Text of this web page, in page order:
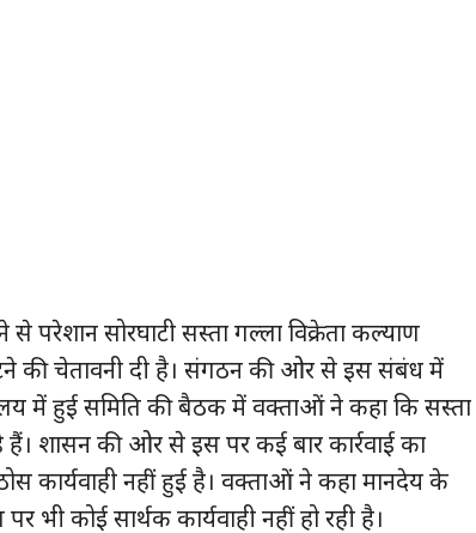
परेशान सोरघाटी सस्ता गल्ला विक्रेता कल्याण
की चेतावनी दी है। संगठन की ओर से इस संबंध में
में हुई समिति की बैठक में वक्ताओं ने कहा कि सस्ता
शासन की ओर से इस पर कई बार कार्रवाई का
कार्यवाही नहीं हुई है। वक्ताओं ने कहा मानदेय के
भी कोई सार्थक कार्यवाही नहीं हो रही है।